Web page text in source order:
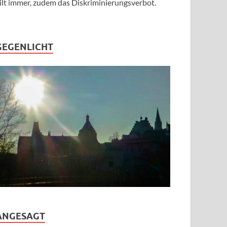
immer, zudem das Diskriminierungsverbot.